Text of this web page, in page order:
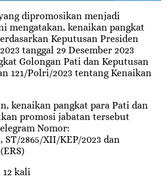
dipromosikan menjadi
mengatakan, kenaikan pangkat
Keputusan Presiden
tanggal 29 Desember 2023
Golongan Pati dan Keputusan
121/Polri/2023 tentang Kenaikan
kenaikan pangkat para Pati dan
promosi jabatan tersebut
Nomor:
ST/2865/XII/KEP/2023 dan
kali